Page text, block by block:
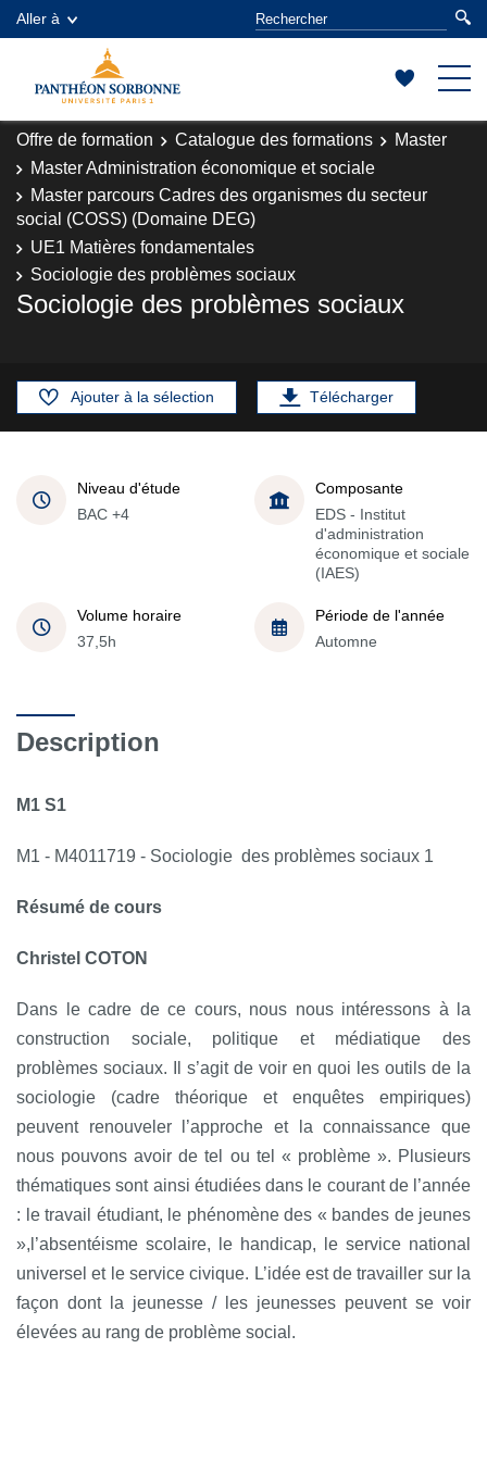
Aller à
Offre de formation Catalogue des formations
Master
Master Administration économique et sociale
Master parcours Cadres des organismes du secteur
social (COSS) (Domaine DEG)
UE1 Matières fondamentales
Sociologie des problèmes sociaux
Sociologie des problèmes sociaux
Ajouter à la sélection Télécharger
Niveau d'étude
BAC +4
Composante
EDS - Institut
d'administration
économique et sociale
(IAES)
Volume horaire
37,5h
Période de l'année
Automne
Description
M1 S1
M1 - M4011719 - Sociologie des problèmes sociaux 1
Résumé de cours
Christel COTON
Dans le cadre de ce cours, nous nous intéressons à la
construction sociale, politique et médiatique des
problèmes sociaux. Il s’agit de voir en quoi les outils de la
sociologie (cadre théorique et enquêtes empiriques)
peuvent renouveler l’approche et la connaissance que
nous pouvons avoir de tel ou tel « problème ». Plusieurs
thématiques sont ainsi étudiées dans le courant de l’année
: le travail étudiant, le phénomène des « bandes de jeunes
»,l’absentéisme scolaire, le handicap, le service national
universel et le service civique. L’idée est de travailler sur la
façon dont la jeunesse / les jeunesses peuvent se voir
élevées au rang de problème social.